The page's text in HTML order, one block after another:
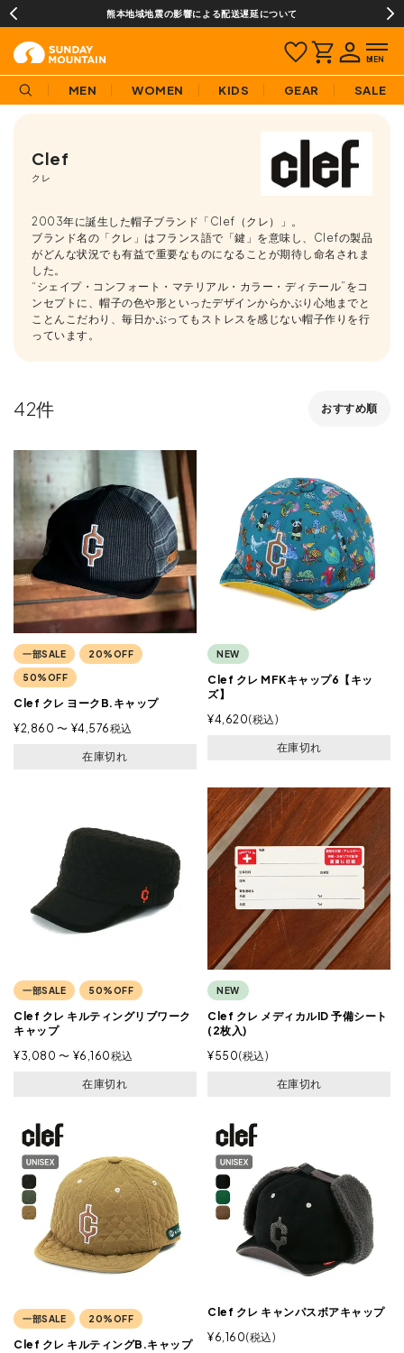
熊本地域地震の影響による配送遅延について
MEN WOMEN KIDS GEAR SALE
Clef
クレ
2003年に誕生した帽子ブランド「Clef（クレ）」。
ブランド名の「クレ」はフランス語で「鍵」を意味し、Clefの製品
がどんな状況でも有益で重要なものになることが期待し命名されま
した。
“シェイプ・コンフォート・マテリアル・カラー・ディテール”をコ
ンセプトに、帽子の色や形といったデザインからかぶり心地までと
ことんこだわり、毎日かぶってもストレスを感じない帽子作りを行
っています。
おすすめ順
42
一部SALE 20%OFF
50%OFF
Clef クレ ヨークB.キャップ
¥2,860 〜 ¥4,576税込
在庫切れ
NEW
Clef クレ MFKキャップ6【キッ
ズ】
¥4,620 税込
在庫切れ
一部SALE 50%OFF
Clef クレ キルティングリブワーク
キャップ
¥3,080 〜 ¥6,160税込
在庫切れ
NEW
Clef クレ メディカルID 予備シート
(2枚入)
¥550 税込
在庫切れ
一部SALE 20%OFF
Clef クレ キルティングB.キャップ
Clef クレ キャンパスボアキャップ
¥6,160 税込